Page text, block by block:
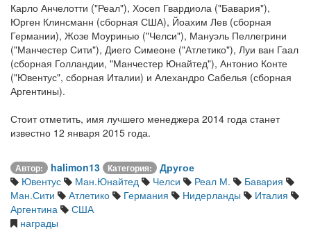
Карло Анчелотти ("Реал"), Хосеп Гвардиола ("Бавария"),
Юрген Клинсманн (сборная США), Йоахим Лев (сборная
Германии), Жозе Моуринью ("Челси"), Мануэль Пеллегрини
("Манчестер Сити"), Диего Симеоне ("Атлетико"), Луи ван Гаал
(сборная Голландии, "Манчестер Юнайтед"), Антонио Конте
("Ювентус", сборная Италии) и Алехандро Сабелья (сборная
Аргентины).
Стоит отметить, имя лучшего менеджера 2014 года станет
известно 12 января 2015 года.
Автор: halimon13 Категория:
Другое
Ювентус
Ман.Юнайтед Челси Реал М.
Бавария
Ман.Сити
Атлетико Германия Нидерланды
Италия
Аргентина
США
награды